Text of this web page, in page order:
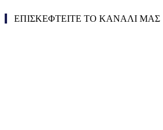
ΕΠΙΣΚΕΦΤΕΙΤΕ ΤΟ ΚΑΝΑΛΙ ΜΑΣ